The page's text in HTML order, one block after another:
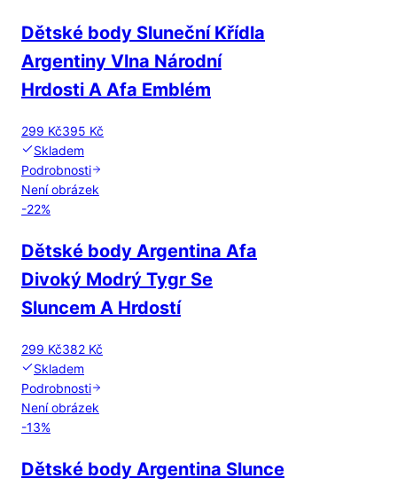
Dětské body Sluneční Křídla
Argentiny Vlna Národní
Hrdosti A Afa Emblém
299 Kč395 Kč
Skladem
Podrobnosti
Není obrázek
-22%
Dětské body Argentina Afa
Divoký Modrý Tygr Se
Sluncem A Hrdostí
299 Kč382 Kč
Skladem
Podrobnosti
Není obrázek
-13%
Dětské body Argentina Slunce